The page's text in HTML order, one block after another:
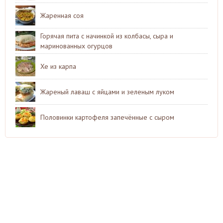
Жаренная соя
Горячая пита с начинкой из колбасы, сыра и
маринованных огурцов
Хе из карпа
Жареный лаваш с яйцами и зеленым луком
Половинки картофеля запечённые с сыром